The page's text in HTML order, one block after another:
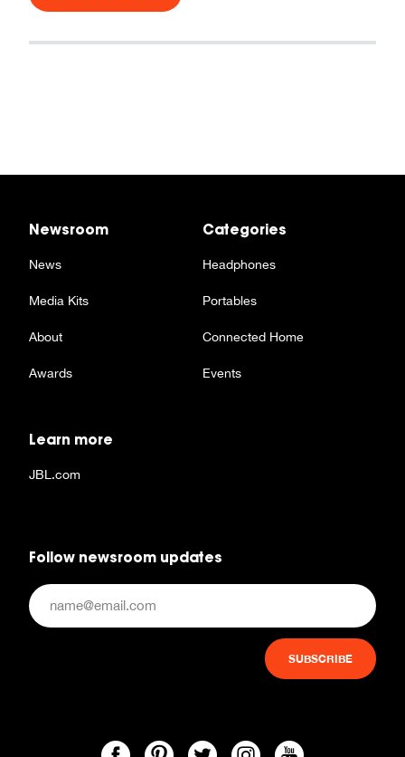
Newsroom
News
Media Kits
About
Awards
Categories
Headphones
Portables
Connected Home
Events
Learn more
JBL.com
Follow newsroom updates